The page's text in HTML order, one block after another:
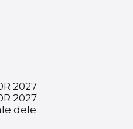
2027
2027
dele